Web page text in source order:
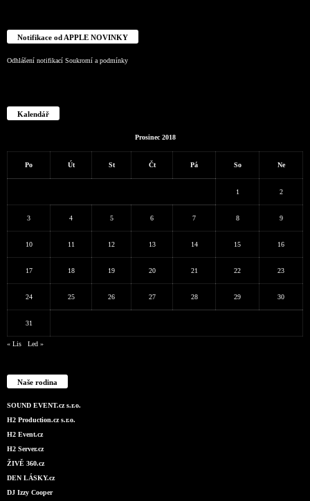
Notifikace od APPLE NOVINKY
Odhlášení notifikací Soukromí a podmínky
Kalendář
Prosinec 2018
Po Út St Čt Pá So Ne
1 2
3 4 5 6 7 8 9
10 11 12 13 14 15 16
17 18 19 20 21 22 23
24 25 26 27 28 29 30
31
« Lis Led »
Naše rodina
SOUND EVENT.cz s.r.o.
H2 Production.cz s.r.o.
H2 Event.cz
H2 Server.cz
ŽIVĚ 360.cz
DEN LÁSKY.cz
DJ Izzy Cooper